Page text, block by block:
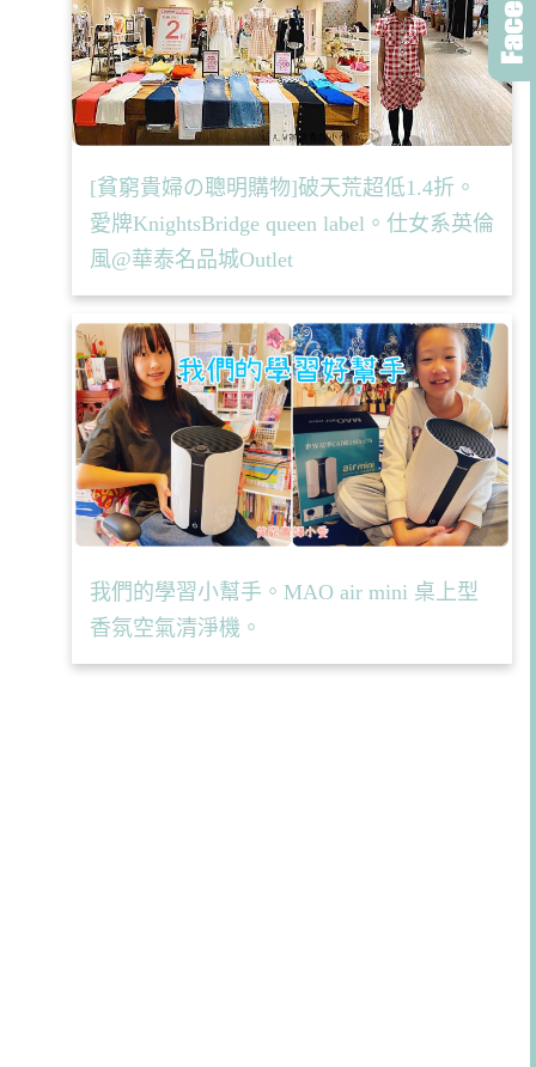
[貧窮貴婦の聰明購物]破天荒超低1.4折。
愛牌KnightsBridge queen label。仕女系英倫
風@華泰名品城Outlet
我們的學習小幫手。MAO air mini 桌上型
香氛空氣清淨機。